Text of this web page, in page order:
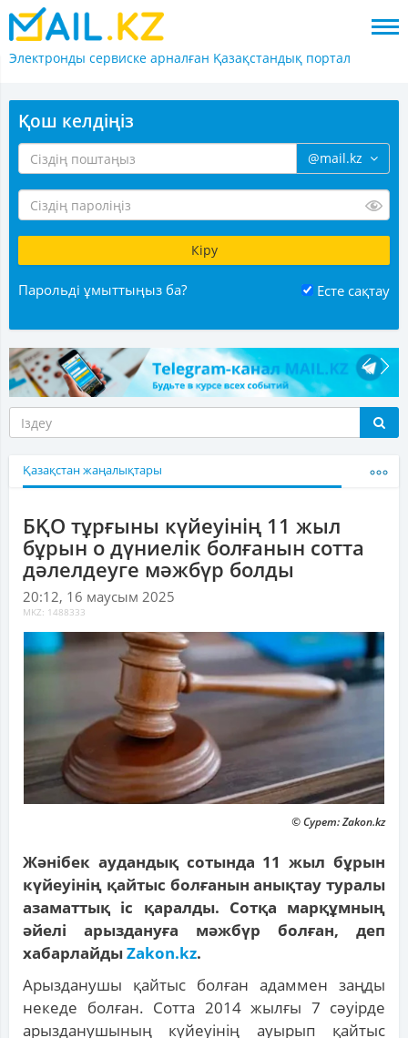
Электронды сервиске арналған Қазақстандық портал
Қош келдіңіз
@mail.kz
Парольді ұмыттыңыз ба? Есте сақтау
Қазақстан жаңалықтары
БҚО тұрғыны күйеуінің 11 жыл
бұрын о дүниелік болғанын сотта
дәлелдеуге мәжбүр болды
20:12, 16 маусым 2025
MKZ: 1488333
© Сурет: Zakon.kz
Жәнібек аудандық сотында 11 жыл бұрын
күйеуінің қайтыс болғанын анықтау туралы
азаматтық іс қаралды. Сотқа марқұмның
әйелі арыздануға мәжбүр болған, деп
хабарлайдыZakon.kz.
Арызданушы қайтыс болған адаммен заңды
некеде болған. Сотта 2014 жылғы 7 сәуірде
арызданушының күйеуінің ауырып қайтыс